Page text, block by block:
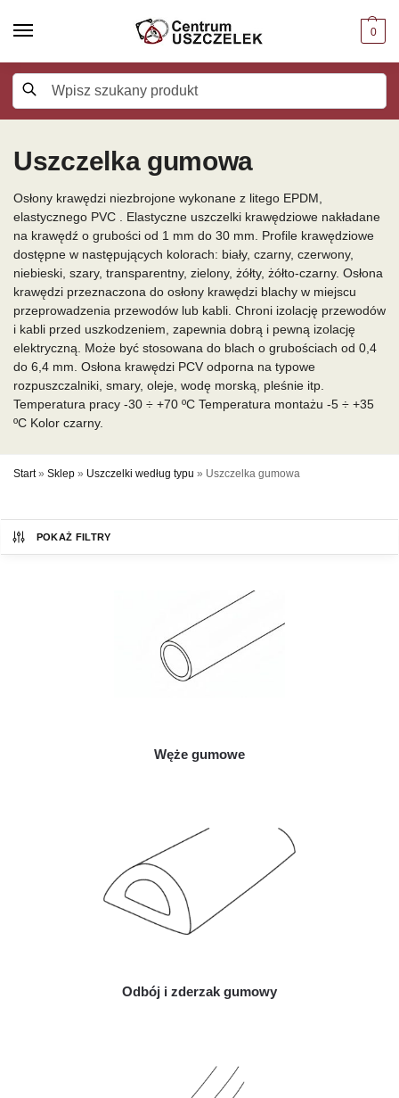
0
Uszczelka gumowa
Osłony krawędzi niezbrojone wykonane z litego EPDM,
elastycznego PVC . Elastyczne uszczelki krawędziowe nakładane
na krawędź o grubości od 1 mm do 30 mm. Profile krawędziowe
dostępne w następujących kolorach: biały, czarny, czerwony,
niebieski, szary, transparentny, zielony, żółty, żółto-czarny. Osłona
krawędzi przeznaczona do osłony krawędzi blachy w miejscu
przeprowadzenia przewodów lub kabli. Chroni izolację przewodów
i kabli przed uszkodzeniem, zapewnia dobrą i pewną izolację
elektryczną. Może być stosowana do blach o grubościach od 0,4
do 6,4 mm. Osłona krawędzi PCV odporna na typowe
rozpuszczalniki, smary, oleje, wodę morską, pleśnie itp.
Temperatura pracy -30 ÷ +70 ºC Temperatura montażu -5 ÷ +35
ºC Kolor czarny.
Start » Sklep » Uszczelki według typu » Uszczelka gumowa
POKAŻ FILTRY
Węże gumowe
Odbój i zderzak gumowy